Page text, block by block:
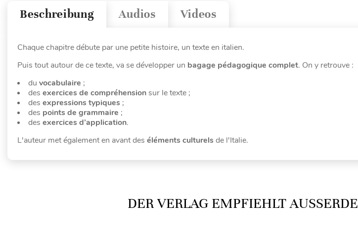
Videos
Audios
Beschreibung
Chaque chapitre débute par une petite histoire, un texte en italien.
Puis tout autour de ce texte, va se développer un bagage pédagogique complet. On y retrouve :
du vocabulaire ;
des exercices de compréhensionsur le texte ;
des expressions typiques ;
des points de grammaire ;
des exercices d’application.
L'auteur met également en avant des éléments culturels de l'Italie.
DER VERLAG EMPFIEHLT AUSSERDEM